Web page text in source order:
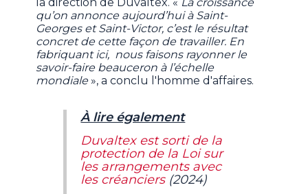
qu’on annonce aujourd’hui à Saint-
Georges et Saint-Victor, c’est le résultat
concret de cette façon de travailler. En
fabriquant ici, nous faisons rayonner le
savoir-faire beauceron à l’échelle
mondiale», a conclu l'homme d'affaires.
À lire également
Duvaltex est sorti de la
protection de la Loi sur
les arrangements avec
les créanciers(2024)